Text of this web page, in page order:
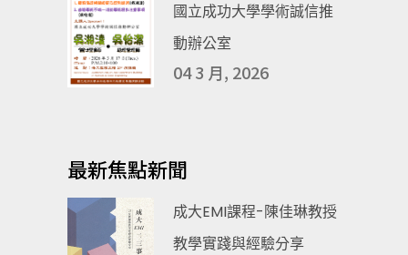
國立成功大學學術誠信推
動辦公室
04 3 月, 2026
最新焦點新聞
成大EMI課程-陳佳琳教授
教學實踐與經驗分享